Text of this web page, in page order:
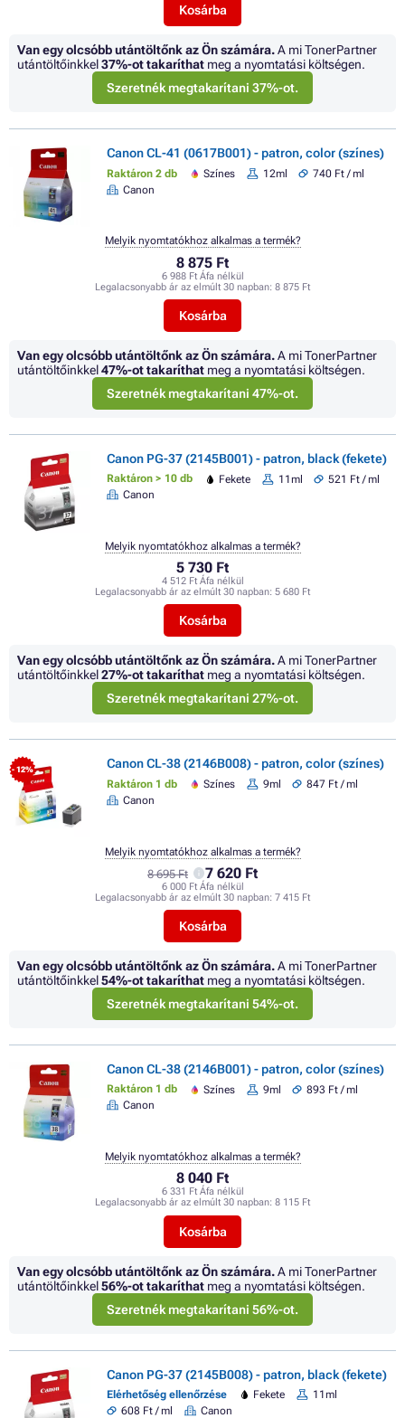
Kosárba
Van egy olcsóbb utántöltőnk az Ön számára.A mi TonerPartner
utántöltőinkkel37%-ot takaríthat meg a nyomtatási költségen.
Szeretnék megtakarítani 37%-ot.
Canon CL-41 (0617B001) - patron, color (színes)
Raktáron 2 db Színes 12ml
740 Ft / ml
Canon
8 875 Ft
6 988 Ft Áfa nélkül
Legalacsonyabb ár az elmúlt 30 napban: 8 875 Ft
Kosárba
Melyik nyomtatókhoz alkalmas a termék?
Van egy olcsóbb utántöltőnk az Ön számára.A mi TonerPartner
utántöltőinkkel47%-ot takaríthat meg a nyomtatási költségen.
Szeretnék megtakarítani 47%-ot.
Canon PG-37 (2145B001) - patron, black (fekete)
Raktáron > 10 db Fekete 11ml
521 Ft / ml
Canon
5 730 Ft
4 512 Ft Áfa nélkül
Legalacsonyabb ár az elmúlt 30 napban: 5 680 Ft
Kosárba
Melyik nyomtatókhoz alkalmas a termék?
Van egy olcsóbb utántöltőnk az Ön számára.A mi TonerPartner
utántöltőinkkel27%-ot takaríthat meg a nyomtatási költségen.
Szeretnék megtakarítani 27%-ot.
- 12% Canon CL-38 (2146B008) - patron, color (színes)
Raktáron 1 db Színes 9ml
847 Ft / ml
Canon
8 695 Ft 7 620 Ft
6 000 Ft Áfa nélkül
Legalacsonyabb ár az elmúlt 30 napban: 7 415 Ft
Kosárba
Melyik nyomtatókhoz alkalmas a termék?
Van egy olcsóbb utántöltőnk az Ön számára.A mi TonerPartner
utántöltőinkkel54%-ot takaríthat meg a nyomtatási költségen.
Szeretnék megtakarítani 54%-ot.
Canon CL-38 (2146B001) - patron, color (színes)
Raktáron 1 db Színes 9ml
893 Ft / ml
Canon
8 040 Ft
6 331 Ft Áfa nélkül
Legalacsonyabb ár az elmúlt 30 napban: 8 115 Ft
Kosárba
Melyik nyomtatókhoz alkalmas a termék?
Van egy olcsóbb utántöltőnk az Ön számára.A mi TonerPartner
utántöltőinkkel56%-ot takaríthat meg a nyomtatási költségen.
Szeretnék megtakarítani 56%-ot.
Canon PG-37 (2145B008) - patron, black (fekete)
Elérhetőség ellenőrzése Fekete
11ml
608 Ft / ml
Canon